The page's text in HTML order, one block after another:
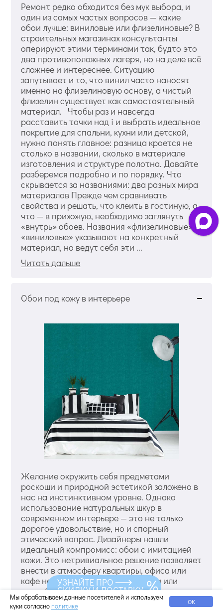
Ремонт редко обходится без мук выбора, и
один из самых частых вопросов — какие
обои лучше: виниловые или флизелиновые? В
строительных магазинах консультанты
оперируют этими терминами так, будто это
два противоположных лагеря, но на деле всё
сложнее и интереснее. Ситуацию
запутывает и то, что винил часто наносят
именно на флизелиновую основу, а чистый
флизелин существует как самостоятельный
материал. Чтобы раз и навсегда
расставить точки над i и выбрать идеальное
покрытие для спальни, кухни или детской,
нужно понять главное: разница кроется не
столько в названии, сколько в материале
изготовления и структуре полотна. Давайте
разберемся подробно и по порядку. Что
скрывается за названиями: два разных мира
материалов Прежде чем сравнивать
свойства и решать, что клеить в гостиную, а
что — в прихожую, необходимо заглянуть
«внутрь» обоев. Названия «флизелиновые» и
«виниловые» указывают на конкретный
материал, но ведут себя эти ...
Читать дальше
Обои под кожу в интерьере
Желание окружить себя предметами
роскоши и природной эстетикой заложено в
нас на инстинктивном уровне. Однако
использование натуральных шкур в
современном интерьере — это не только
дорогое удовольствие, но и спорный
этический вопрос. Дизайнеры нашли
идеальный компромисс: обои с имитацией
кожи. Это нетривиальное решение позволяет
внести в атмосферу квартиры, офиса или
кафе нотку брутальности, экзотики или
первобытного комфорта, не нанося вреда
природе и семейному бюджету. Смотреть
Мы обрабатываем данные посетителей и используем
куки согласно политике ОК
УЗНАЙТЕ ПРО
СКИДКУ И ДОСТАВКУ